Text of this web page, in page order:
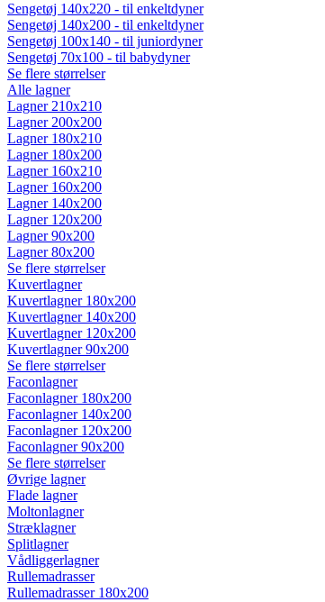
Sengetøj 140x220 - til enkeltdyner
Sengetøj 140x200 - til enkeltdyner
Sengetøj 100x140 - til juniordyner
Sengetøj 70x100 - til babydyner
Se flere størrelser
Alle lagner
Lagner 210x210
Lagner 200x200
Lagner 180x210
Lagner 180x200
Lagner 160x210
Lagner 160x200
Lagner 140x200
Lagner 120x200
Lagner 90x200
Lagner 80x200
Se flere størrelser
Kuvertlagner
Kuvertlagner 180x200
Kuvertlagner 140x200
Kuvertlagner 120x200
Kuvertlagner 90x200
Se flere størrelser
Faconlagner
Faconlagner 180x200
Faconlagner 140x200
Faconlagner 120x200
Faconlagner 90x200
Se flere størrelser
Øvrige lagner
Flade lagner
Moltonlagner
Stræklagner
Splitlagner
Vådliggerlagner
Rullemadrasser
Rullemadrasser 180x200